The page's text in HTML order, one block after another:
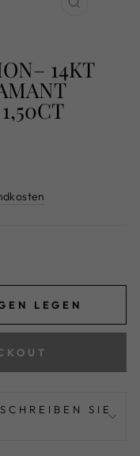
14KT
LEGEN
SIE